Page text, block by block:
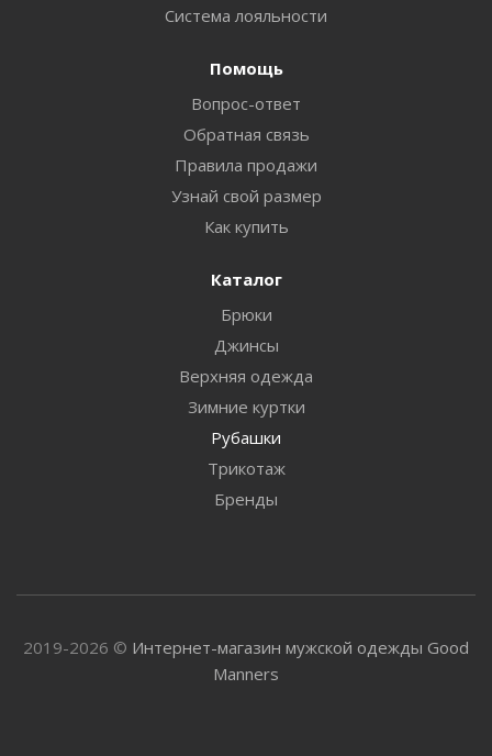
Система лояльности
Помощь
Вопрос-ответ
Обратная связь
Правила продажи
Узнай свой размер
Как купить
Каталог
Брюки
Джинсы
Верхняя одежда
Зимние куртки
Рубашки
Трикотаж
Бренды
2019-2026 © Интернет-магазин мужской одежды Good
Manners